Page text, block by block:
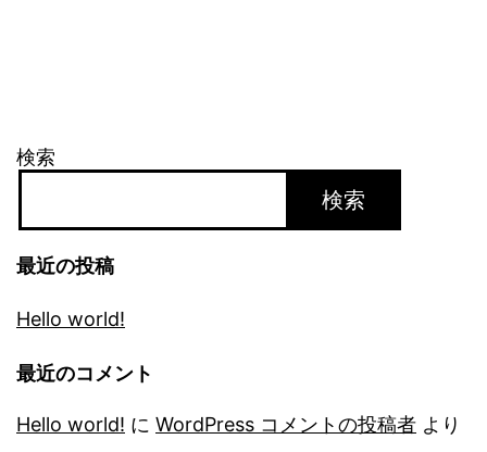
検索
検索
最近の投稿
Hello world!
最近のコメント
Hello world! に WordPress コメントの投稿者 より